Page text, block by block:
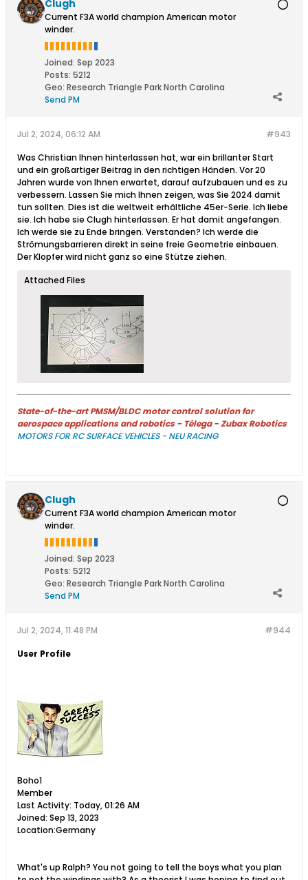
Clugh
Current F3A world champion American motor
winder.
Joined: Sep 2023
Posts: 5212
Geo: Research Triangle Park North Carolina
Send PM
#943
Jul 2, 2024, 06:12 AM
Was Christian Ihnen hinterlassen hat, war ein brillanter Start
und ein großartiger Beitrag in den richtigen Händen. Vor 20
Jahren wurde von Ihnen erwartet, darauf aufzubauen und es zu
verbessern. Lassen Sie mich Ihnen zeigen, was Sie 2024 damit
tun sollten. Dies ist die weltweit erhältliche 45er-Serie. Ich liebe
sie. Ich habe sie Clugh hinterlassen. Er hat damit angefangen.
Ich werde sie zu Ende bringen. Verstanden? Ich werde die
Strömungsbarrieren direkt in seine freie Geometrie einbauen.
Der Klopfer wird nicht ganz so eine Stütze ziehen.
Attached Files
State-of-the-art PMSM/BLDC motor control solution for
aerospace applications and robotics - Télega - Zubax Robotics
MOTORS FOR RC SURFACE VEHICLES - NEU RACING
Clugh
Current F3A world champion American motor
winder.
Joined: Sep 2023
Posts: 5212
Geo: Research Triangle Park North Carolina
Send PM
#944
Jul 2, 2024, 11:48 PM
User Profile
Boho1
Member
Last Activity: Today, 01:26 AM
Joined: Sep 13, 2023
Location:​Germany
What's up Ralph? You not going to tell the boys what you plan